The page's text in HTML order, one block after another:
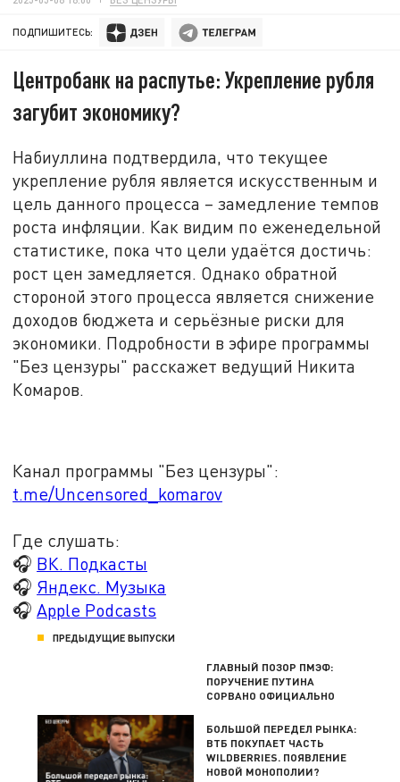
ПОДПИШИТЕСЬ:
Центробанк на распутье: Укрепление рубля
загубит экономику?
Набиуллина подтвердила, что текущее
укрепление рубля является искусственным и
цель данного процесса – замедление темпов
роста инфляции. Как видим по еженедельной
статистике, пока что цели удаётся достичь:
рост цен замедляется. Однако обратной
стороной этого процесса является снижение
доходов бюджета и серьёзные риски для
экономики. Подробности в эфире программы
"Без цензуры" расскажет ведущий Никита
Комаров.
Канал программы "Без цензуры":
t.me/Uncensored_komarov
Где слушать:
🎧 ВК. Подкасты
🎧 Яндекс. Музыка
🎧Apple Podcasts
ПРЕДЫДУЩИЕ ВЫПУСКИ
ГЛАВНЫЙ ПОЗОР ПМЭФ:
ПОРУЧЕНИЕ ПУТИНА
СОРВАНО ОФИЦИАЛЬНО
БОЛЬШОЙ ПЕРЕДЕЛ РЫНКА:
ВТБ ПОКУПАЕТ ЧАСТЬ
WILDBERRIES. ПОЯВЛЕНИЕ
НОВОЙ МОНОПОЛИИ?